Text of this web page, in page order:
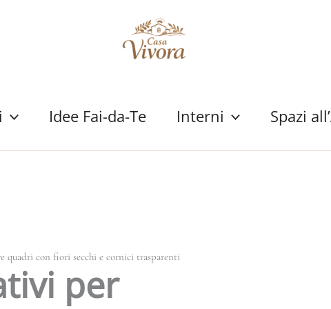
Idee Fai-da-Te Interni Spazi
quadri con fiori secchi e cornici trasparenti
per